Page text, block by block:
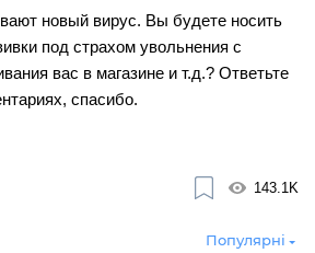
новый вирус. Вы будете носить
под страхом увольнения с
вас в магазине и т.д.? Ответьте
спасибо.
143.1K
Популярні